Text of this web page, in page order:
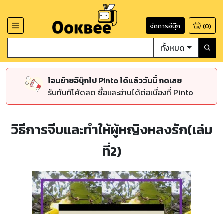
จัดการอีบุ๊ก (0)
ทั้งหมด
โอนย้ายอีบุ๊กไป Pinto ได้แล้ววันนี้ กดเลย
รับทันทีโค้ดลด ซื้อและอ่านได้ต่อเนื่องที่ Pinto
วิธีการจีบและทำให้ผู้หญิงหลงรัก(เล่ม
ที่2)